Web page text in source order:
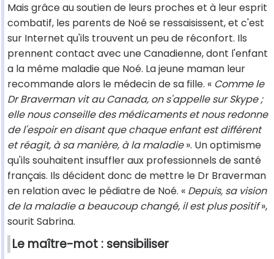
Mais grâce au soutien de leurs proches et à leur esprit
combatif, les parents de Noé se ressaisissent, et c'est
sur Internet qu'ils trouvent un peu de réconfort. Ils
prennent contact avec une Canadienne, dont l'enfant
a la même maladie que Noé. La jeune maman leur
recommande alors le médecin de sa fille. « Comme le
Dr Braverman vit au Canada, on s'appelle sur Skype ;
elle nous conseille des médicaments et nous redonne
de l'espoir en disant que chaque enfant est différent
et réagit, à sa manière, à la maladie». Un optimisme
qu'ils souhaitent insuffler aux professionnels de santé
français. Ils décident donc de mettre le Dr Braverman
en relation avec le pédiatre de Noé. « Depuis, sa vision
de la maladie a beaucoup changé, il est plus positif»,
sourit Sabrina.
Le maître-mot : sensibiliser